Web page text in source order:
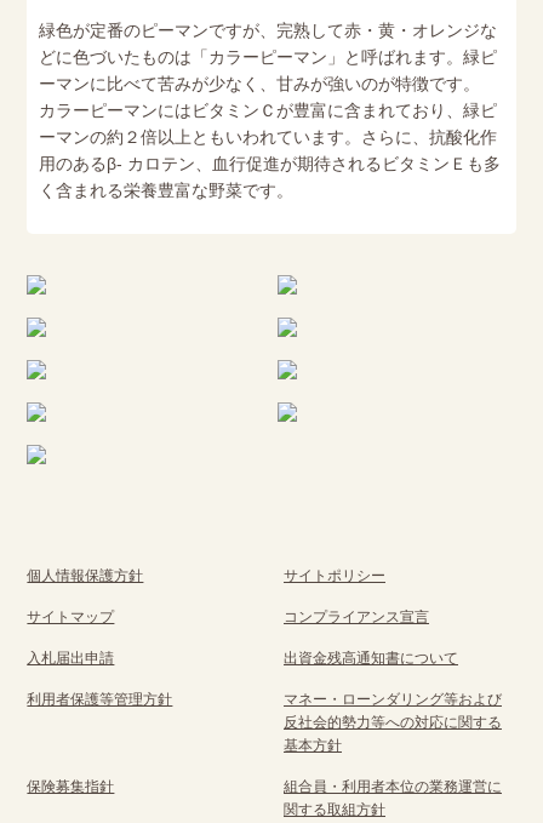
緑色が定番のピーマンですが、完熟して赤・黄・オレンジな
どに色づいたものは「カラーピーマン」と呼ばれます。緑ピ
ーマンに比べて苦みが少なく、甘みが強いのが特徴です。
カラーピーマンにはビタミンＣが豊富に含まれており、緑ピ
ーマンの約２倍以上ともいわれています。さらに、抗酸化作
用のあるβ- カロテン、血行促進が期待されるビタミンＥも多
く含まれる栄養豊富な野菜です。
個人情報保護方針 サイトポリシー
サイトマップ コンプライアンス宣言
入札届出申請 出資金残高通知書について
利用者保護等管理方針
マネー・ローンダリング等および
反社会的勢力等への対応に関する
基本方針
保険募集指針
組合員・利用者本位の業務運営に
関する取組方針